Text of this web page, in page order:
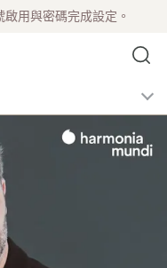
用與密碼完成設定。